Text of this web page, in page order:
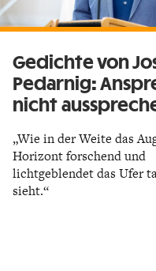
Gedichte von
Pedarnig:
nicht
„Wie in der Weite das
Horizont forschend und
lichtgeblendet das Ufer
sieht.“